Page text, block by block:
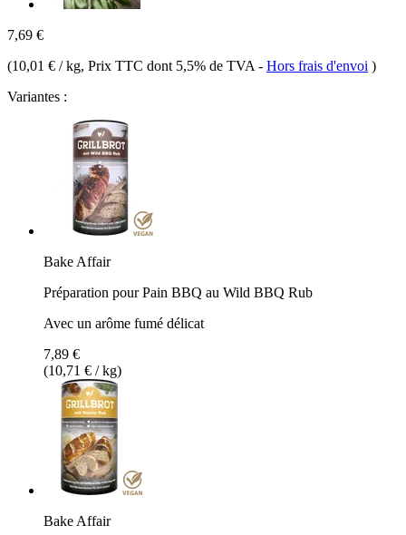
7,69 €
(10,01 € / kg, Prix TTC dont 5,5% de TVA - Hors frais d'envoi )
Variantes :
Bake Affair
Préparation pour Pain BBQ au Wild BBQ Rub
Avec un arôme fumé délicat
7,89 €
(10,71 € / kg)
Bake Affair